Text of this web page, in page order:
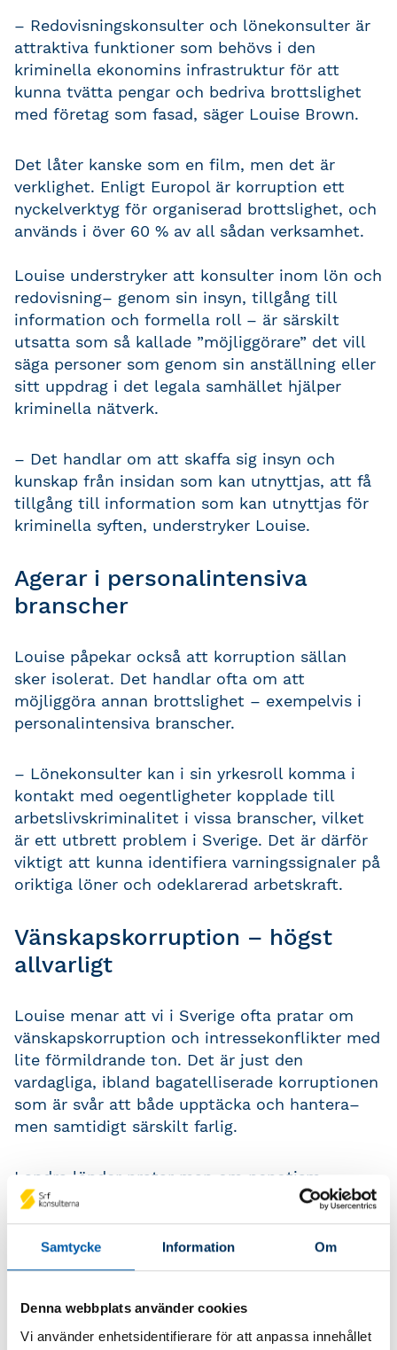
Samtycke Information Om
Denna webbplats använder cookies
Vi använder enhetsidentifierare för att anpassa innehållet
– Redovisningskonsulter och lönekonsulter är
attraktiva funktioner som behövs i den
kriminella ekonomins infrastruktur för att
kunna tvätta pengar och bedriva brottslighet
med företag som fasad, säger Louise Brown.
Det låter kanske som en film, men det är
verklighet. Enligt Europol är korruption ett
nyckelverktyg för organiserad brottslighet, och
används i över 60 % av all sådan verksamhet.
Louise understryker att konsulter inom lön och
redovisning– genom sin insyn, tillgång till
information och formella roll – är särskilt
utsatta som så kallade ”möjliggörare” det vill
säga personer som genom sin anställning eller
sitt uppdrag i det legala samhället hjälper
kriminella nätverk.
– Det handlar om att skaffa sig insyn och
kunskap från insidan som kan utnyttjas, att få
tillgång till information som kan utnyttjas för
kriminella syften, understryker Louise.
Agerar i personalintensiva
branscher
Louise påpekar också att korruption sällan
sker isolerat. Det handlar ofta om att
möjliggöra annan brottslighet – exempelvis i
personalintensiva branscher.
– Lönekonsulter kan i sin yrkesroll komma i
kontakt med oegentligheter kopplade till
arbetslivskriminalitet i vissa branscher, vilket
är ett utbrett problem i Sverige. Det är därför
viktigt att kunna identifiera varningssignaler på
oriktiga löner och odeklarerad arbetskraft.
Vänskapskorruption – högst
allvarligt
Louise menar att vi i Sverige ofta pratar om
vänskapskorruption och intressekonflikter med
lite förmildrande ton. Det är just den
vardagliga, ibland bagatelliserade korruptionen
som är svår att både upptäcka och hantera–
men samtidigt särskilt farlig.
I andra länder pratar man om nepotism
snarare än vänskapskorruption (begreppet
finns inte ens på engelska) och det finns en
mer realistisk förståelse för korruptionen i
gränssnittet mellan politiken, offentlig och
praktiken om att gynna personer inom en
grupp, även om detta ofta har finansiella eller